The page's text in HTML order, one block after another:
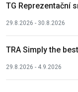
TG Reprezentační
29.8.2026 - 30.8.2026
TRA Simply the
29.8.2026 - 4.9.2026